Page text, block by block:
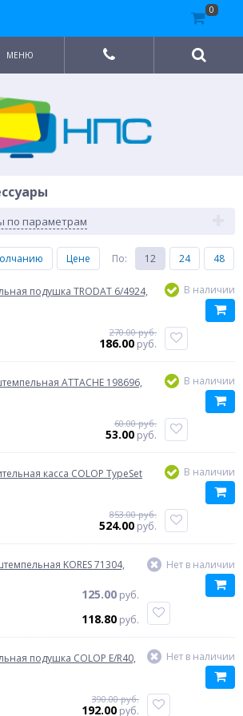
МЕНЮ
по параметрам
Цене По: 12 24 48
подушка TRODAT 6/4924,
270.00 руб.
186.00 руб.
В наличии
ATTACHE 198696,
60.00 руб.
53.00 руб.
В наличии
касса COLOP TypeSet
853.00 руб.
524.00 руб.
В наличии
KORES 71304,
125.00 руб.
118.80 руб.
Нет в наличии
подушка COLOP E/R40,
390.00 руб.
192.00 руб.
Нет в наличии
0